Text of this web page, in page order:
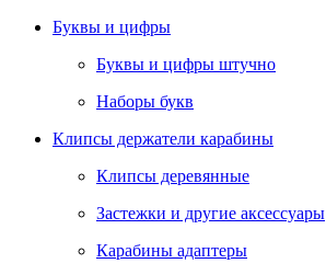
Буквы и цифры
Буквы и цифры штучно
Наборы букв
Клипсы держатели карабины
Клипсы деревянные
Застежки и другие аксессуары
Карабины адаптеры